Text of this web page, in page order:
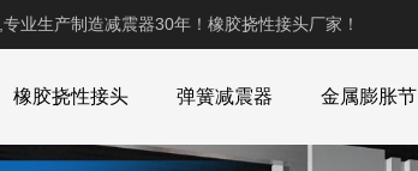
业生产制造减震器30年！橡胶挠性接头厂家！
橡胶挠性接头 弹簧减震器 金属膨胀节